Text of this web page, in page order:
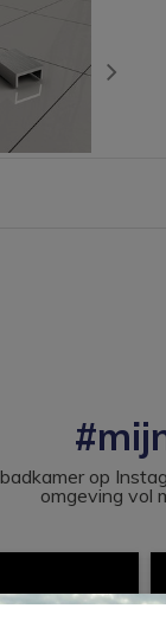
op
omgeving vol